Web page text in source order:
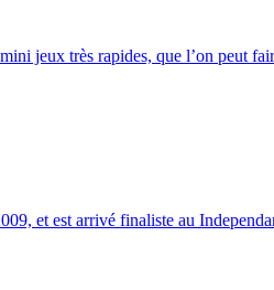
jeux très rapides, que l’on peut
et est arrivé finaliste au